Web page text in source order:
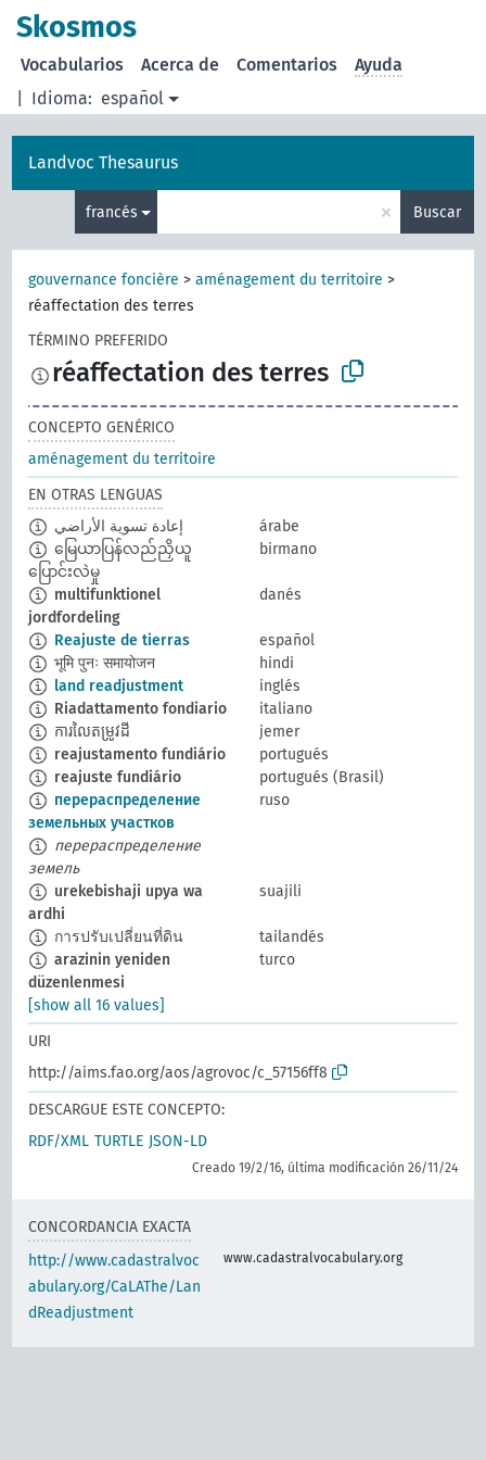
Skosmos
Idioma: español
Vocabularios Acerca de Comentarios Ayuda
Landvoc Thesaurus
francés × Buscar
gouvernance foncière >aménagement du territoire >
réaffectation des terres
TÉRMINO PREFERIDO
réaffectation des terres
CONCEPTO GENÉRICO
aménagement du territoire
EN OTRAS LENGUAS
إعادة تسوية الأراضي
árabe
မြေယာပြန်လည်ညှိယူ
ပြောင်းလဲမှု
birmano
multifunktionel
jordfordeling
danés
Reajuste de tierras
español
भूमि पुनः समायोजन
hindi
land readjustment
inglés
Riadattamento fondiario
italiano
ការលៃតម្រូវដី
jemer
reajustamento fundiário
portugués
reajuste fundiário
portugués (Brasil)
перераспределение
земельных участков
ruso
перераспределение
земель
urekebishaji upya wa
ardhi
suajili
การปรับเปลี่ยนที่ดิน
tailandés
arazinin yeniden
düzenlenmesi
turco
[show all 16 values]
URI
http://aims.fao.org/aos/agrovoc/c_57156ff8
DESCARGUE ESTE CONCEPTO:
RDF/XML TURTLE JSON-LD
Creado 19/2/16, última modificación 26/11/24
CONCORDANCIA EXACTA
http://www.cadastralvoc
abulary.org/CaLAThe/Lan
dReadjustment
www.cadastralvocabulary.org